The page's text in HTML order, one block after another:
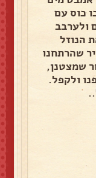
כוס עם
ולערבב
הנוזל
שהרתחנו
שמצטנן,
ולקפל.